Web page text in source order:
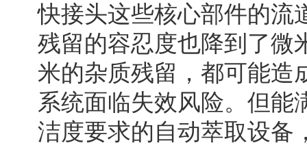
快接头这些核心部件的流
残留的容忍度也降到了
米的杂质残留，都可能造
系统面临失效风险。但能
洁度要求的自动萃取设备